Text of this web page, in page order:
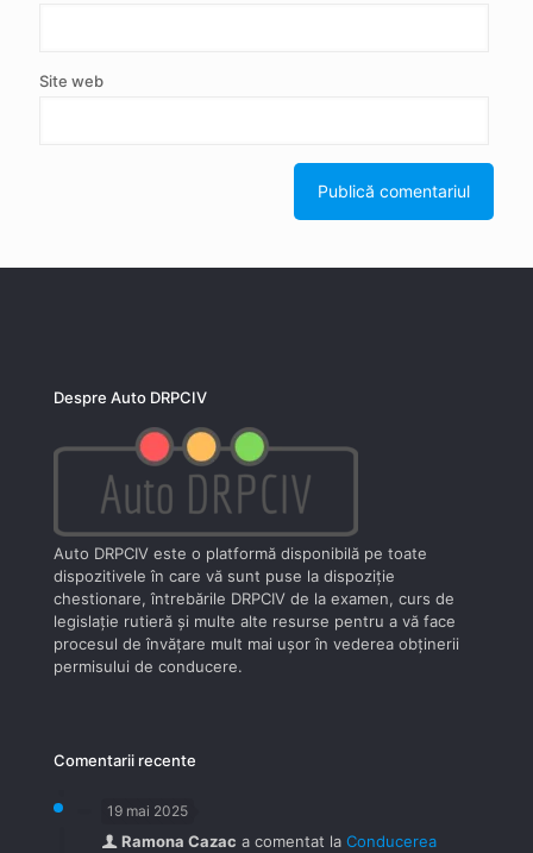
Site web
Despre Auto DRPCIV
Auto DRPCIV este o platformă disponibilă pe toate
dispozitivele în care vă sunt puse la dispoziţie
chestionare, întrebările DRPCIV de la examen, curs de
legislaţie rutieră şi multe alte resurse pentru a vă face
procesul de învăţare mult mai uşor în vederea obţinerii
permisului de conducere.
Comentarii recente
19 mai 2025
Ramona Cazac a comentat la Conducerea